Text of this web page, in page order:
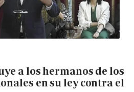
a los hermanos de los
en su ley contra el